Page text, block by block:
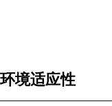
环境适应性